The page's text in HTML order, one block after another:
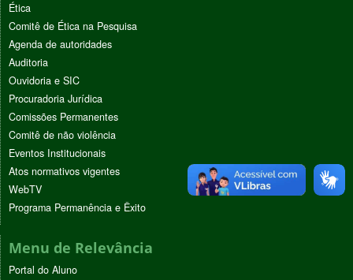
Ética
Comitê de Ética na Pesquisa
Agenda de autoridades
Auditoria
Ouvidoria e SIC
Procuradoria Jurídica
Comissões Permanentes
Comitê de não violência
Eventos Institucionais
Atos normativos vigentes
WebTV
Programa Permanência e Êxito
Menu de Relevância
Portal do Aluno